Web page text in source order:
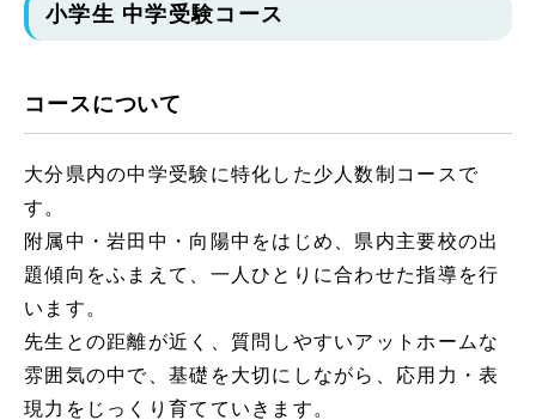
小学生 中学受験コース
コースについて
大分県内の中学受験に特化した少人数制コースで
す。
附属中・岩田中・向陽中をはじめ、県内主要校の出
題傾向をふまえて、一人ひとりに合わせた指導を行
います。
先生との距離が近く、質問しやすいアットホームな
雰囲気の中で、基礎を大切にしながら、応用力・表
現力をじっくり育てていきます。